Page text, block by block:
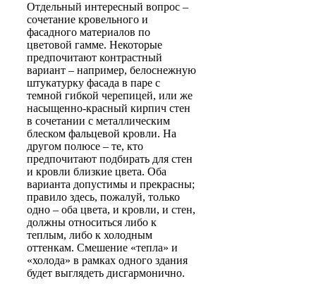
Отдельный интересный вопрос –
сочетание кровельного и
фасадного материалов по
цветовой гамме. Некоторые
предпочитают контрастный
вариант – например, белоснежную
штукатурку фасада в паре с
темной гибкой черепицей, или же
насыщенно-красный кирпич стен
в сочетании с металлическим
блеском фальцевой кровли. На
другом полюсе – те, кто
предпочитают подбирать для стен
и кровли близкие цвета. Оба
варианта допустимы и прекрасны;
правило здесь, пожалуй, только
одно – оба цвета, и кровли, и стен,
должны относиться либо к
теплым, либо к холодным
оттенкам. Смешение «тепла» и
«холода» в рамках одного здания
будет выглядеть дисгармонично.